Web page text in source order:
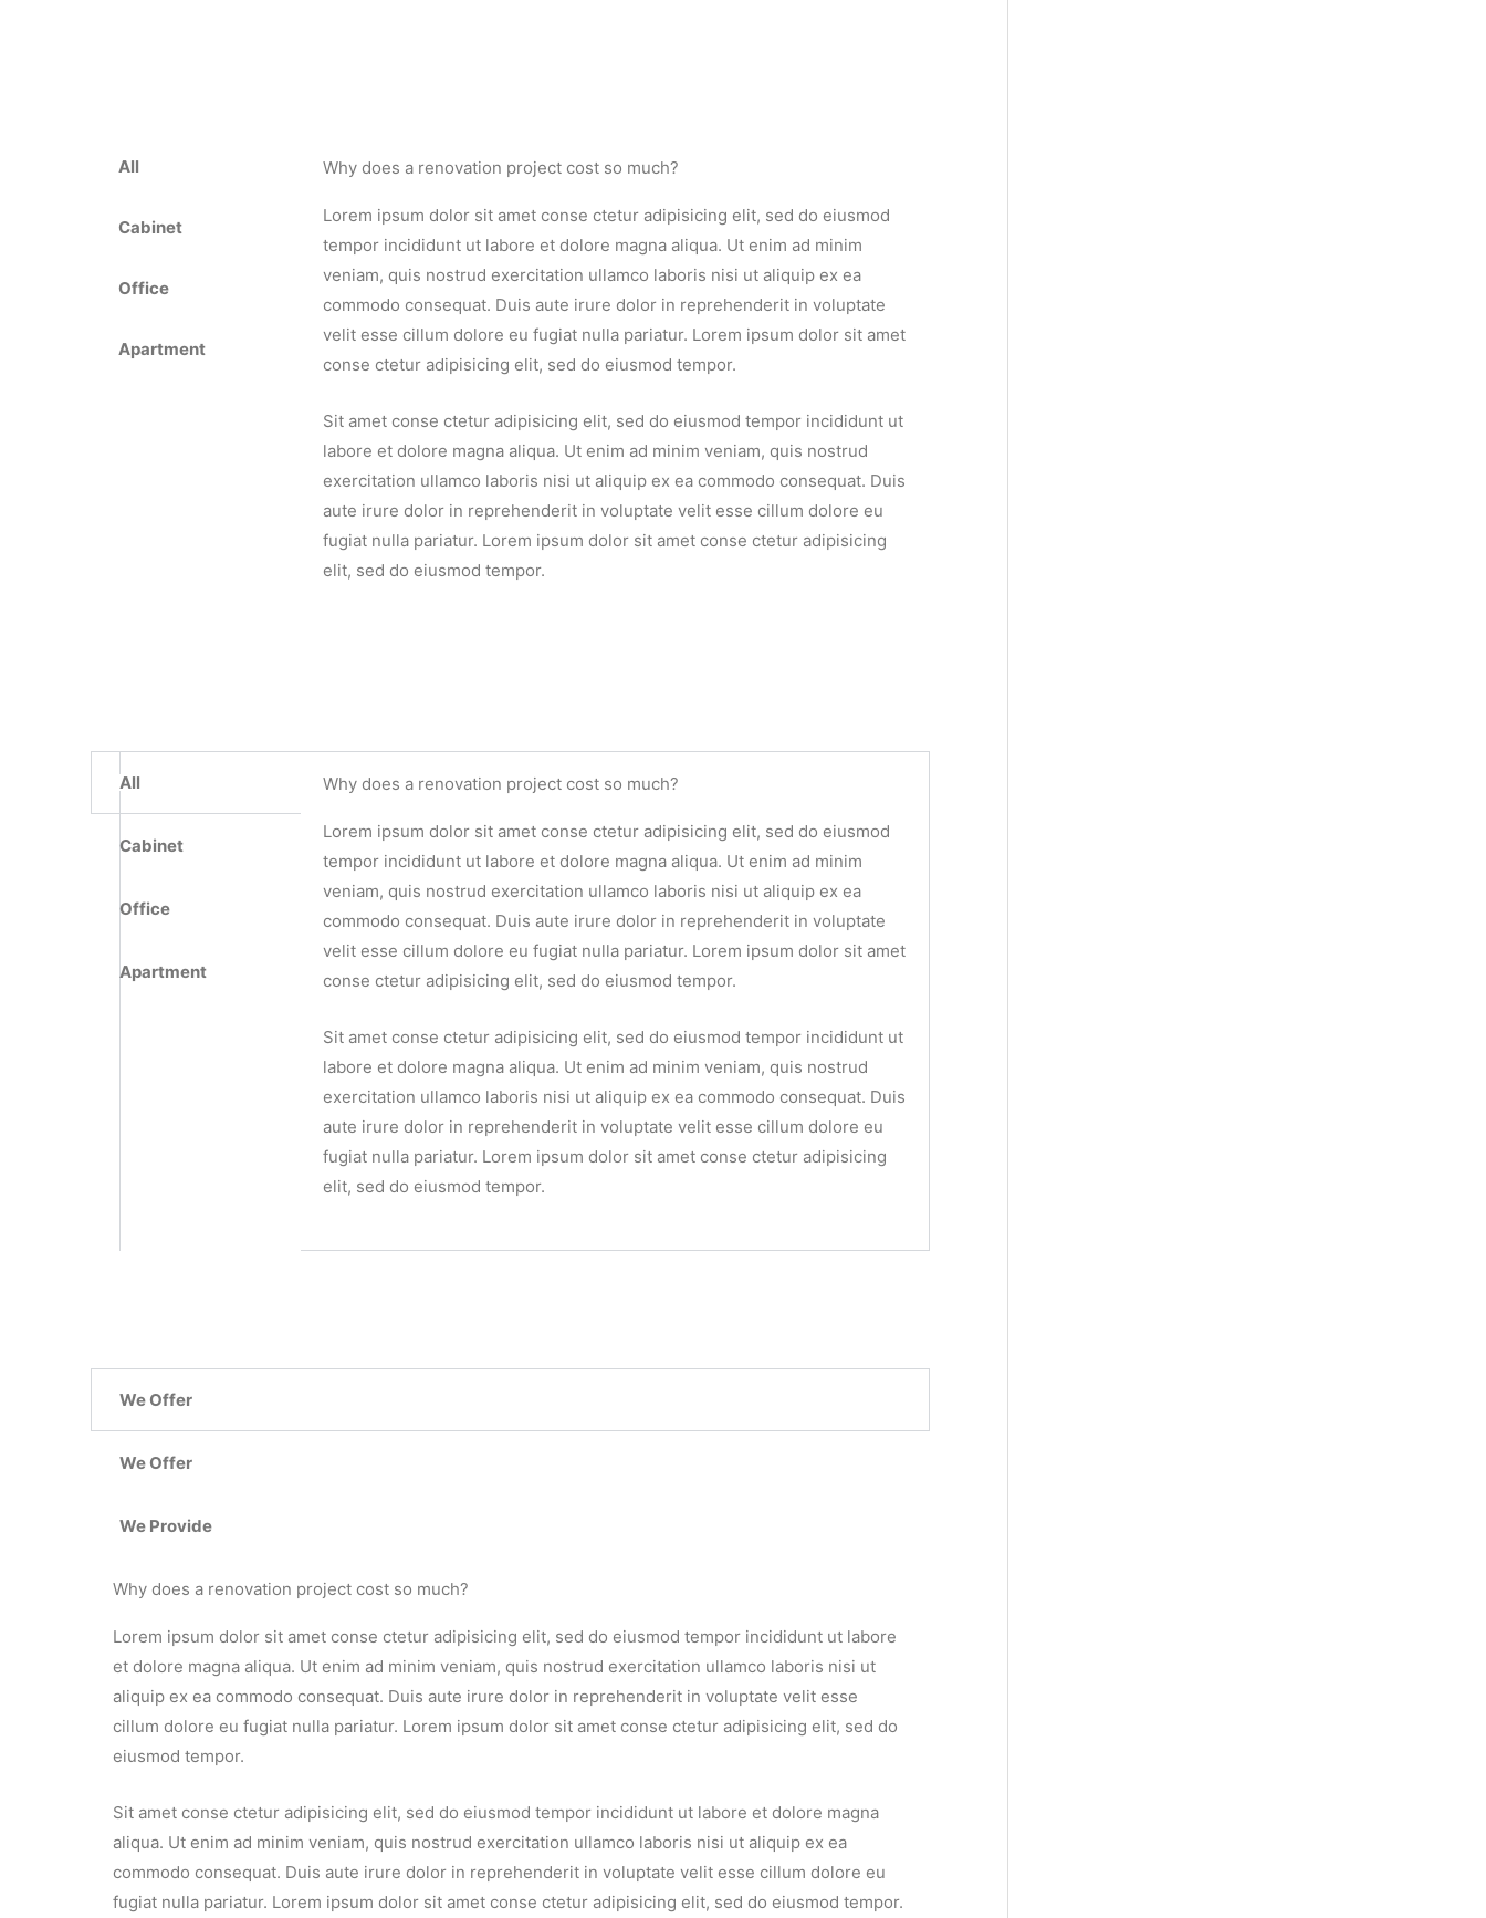
All
Cabinet
Office
Apartment
Why does a renovation project cost so much?
Lorem ipsum dolor sit amet conse ctetur adipisicing elit, sed do eiusmod
tempor incididunt ut labore et dolore magna aliqua. Ut enim ad minim
veniam, quis nostrud exercitation ullamco laboris nisi ut aliquip ex ea
commodo consequat. Duis aute irure dolor in reprehenderit in voluptate
velit esse cillum dolore eu fugiat nulla pariatur. Lorem ipsum dolor sit amet
conse ctetur adipisicing elit, sed do eiusmod tempor.
Sit amet conse ctetur adipisicing elit, sed do eiusmod tempor incididunt ut
labore et dolore magna aliqua. Ut enim ad minim veniam, quis nostrud
exercitation ullamco laboris nisi ut aliquip ex ea commodo consequat. Duis
aute irure dolor in reprehenderit in voluptate velit esse cillum dolore eu
fugiat nulla pariatur. Lorem ipsum dolor sit amet conse ctetur adipisicing
elit, sed do eiusmod tempor.
All
Cabinet
Office
Apartment
Why does a renovation project cost so much?
Lorem ipsum dolor sit amet conse ctetur adipisicing elit, sed do eiusmod
tempor incididunt ut labore et dolore magna aliqua. Ut enim ad minim
veniam, quis nostrud exercitation ullamco laboris nisi ut aliquip ex ea
commodo consequat. Duis aute irure dolor in reprehenderit in voluptate
velit esse cillum dolore eu fugiat nulla pariatur. Lorem ipsum dolor sit amet
conse ctetur adipisicing elit, sed do eiusmod tempor.
Sit amet conse ctetur adipisicing elit, sed do eiusmod tempor incididunt ut
labore et dolore magna aliqua. Ut enim ad minim veniam, quis nostrud
exercitation ullamco laboris nisi ut aliquip ex ea commodo consequat. Duis
aute irure dolor in reprehenderit in voluptate velit esse cillum dolore eu
fugiat nulla pariatur. Lorem ipsum dolor sit amet conse ctetur adipisicing
elit, sed do eiusmod tempor.
We Offer
We Offer
We Provide
Why does a renovation project cost so much?
Lorem ipsum dolor sit amet conse ctetur adipisicing elit, sed do eiusmod tempor incididunt ut labore
et dolore magna aliqua. Ut enim ad minim veniam, quis nostrud exercitation ullamco laboris nisi ut
aliquip ex ea commodo consequat. Duis aute irure dolor in reprehenderit in voluptate velit esse
cillum dolore eu fugiat nulla pariatur. Lorem ipsum dolor sit amet conse ctetur adipisicing elit, sed do
eiusmod tempor.
Sit amet conse ctetur adipisicing elit, sed do eiusmod tempor incididunt ut labore et dolore magna
aliqua. Ut enim ad minim veniam, quis nostrud exercitation ullamco laboris nisi ut aliquip ex ea
commodo consequat. Duis aute irure dolor in reprehenderit in voluptate velit esse cillum dolore eu
fugiat nulla pariatur. Lorem ipsum dolor sit amet conse ctetur adipisicing elit, sed do eiusmod tempor.